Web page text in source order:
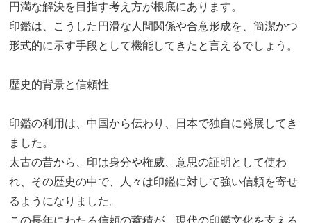
円満な解決を目指す考え方が根底にあります。
印鑑は、こうした円滑な人間関係や合意形成を、簡潔かつ
形式的に示す手段として機能してきたと言えるでしょう。
歴史的背景と信頼性
印鑑の利用は、中国から伝わり、日本で独自に発展してき
ました。
太古の昔から、印は身分や権威、意思の証明として使わ
れ、その歴史の中で、人々は印鑑に対して強い信頼を寄せ
るようになりました。